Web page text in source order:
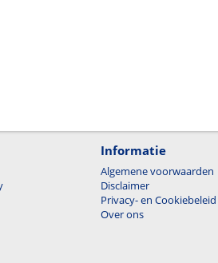
Informatie
Algemene voorwaarden
Disclaimer
Privacy- en Cookiebeleid
Over ons